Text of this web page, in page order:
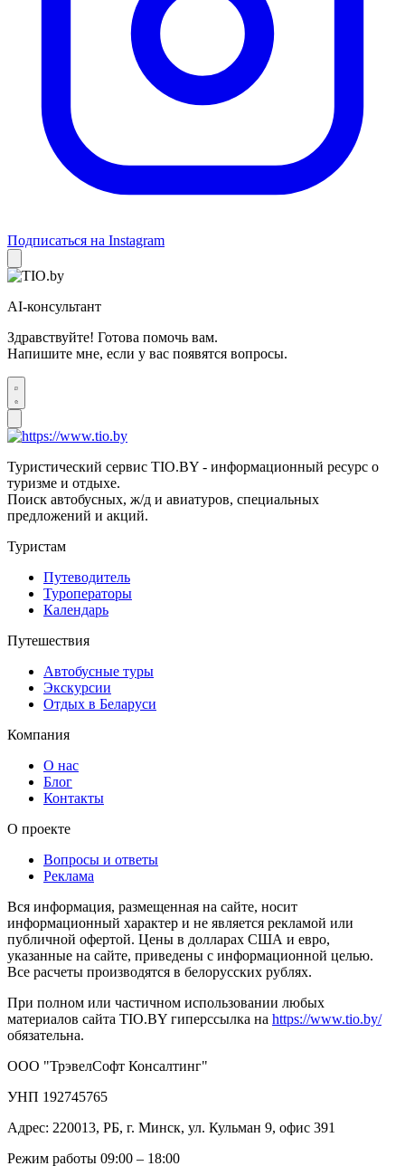
Подписаться на Instagram
AI-консультант
Здравствуйте! Готова помочь вам.
Напишите мне, если у вас появятся вопросы.
Туристический сервис TIO.BY - информационный ресурс о
туризме и отдыхе.
Поиск автобусных, ж/д и авиатуров, специальных
предложений и акций.
Туристам
Путеводитель
Туроператоры
Календарь
Путешествия
Автобусные туры
Экскурсии
Отдых в Беларуси
Компания
О нас
Блог
Контакты
О проекте
Вопросы и ответы
Реклама
Вся информация, размещенная на сайте, носит
информационный характер и не является рекламой или
публичной офертой. Цены в долларах США и евро,
указанные на сайте, приведены с информационной целью.
Все расчеты производятся в белорусских рублях.
При полном или частичном использовании любых
материалов сайта TIO.BY гиперссылка на https://www.tio.by/
обязательна.
ООО "ТрэвелСофт Консалтинг"
УНП 192745765
Адрес: 220013, РБ, г. Минск, ул. Кульман 9, офис 391
Режим работы 09:00 – 18:00